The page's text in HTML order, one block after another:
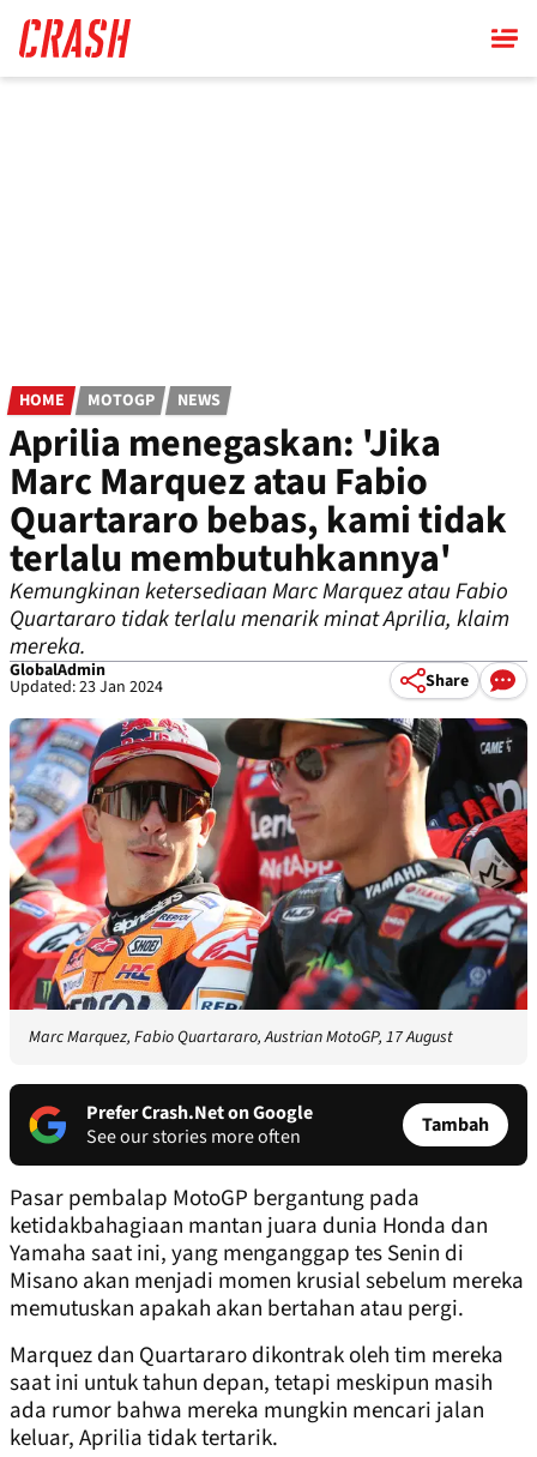
main
content
HOME MOTOGP NEWS
Aprilia menegaskan: 'Jika
Marc Marquez atau Fabio
Quartararo bebas, kami tidak
terlalu membutuhkannya'
Kemungkinan ketersediaan Marc Marquez atau Fabio
Quartararo tidak terlalu menarik minat Aprilia, klaim
mereka.
GlobalAdmin
Updated: 23 Jan 2024 Share
Marc Marquez, Fabio Quartararo, Austrian MotoGP, 17 August
Prefer Crash.Net on Google
See our stories more often
Tambah
Pasar pembalap MotoGP bergantung pada
ketidakbahagiaan mantan juara dunia Honda dan
Yamaha saat ini, yang menganggap tes Senin di
Misano akan menjadi momen krusial sebelum mereka
memutuskan apakah akan bertahan atau pergi.
Marquez dan Quartararo dikontrak oleh tim mereka
saat ini untuk tahun depan, tetapi meskipun masih
ada rumor bahwa mereka mungkin mencari jalan
keluar, Aprilia tidak tertarik.